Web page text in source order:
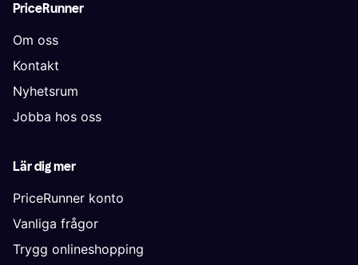
PriceRunner
Om oss
Kontakt
Nyhetsrum
Jobba hos oss
Lär dig mer
PriceRunner konto
Vanliga frågor
Trygg onlineshopping